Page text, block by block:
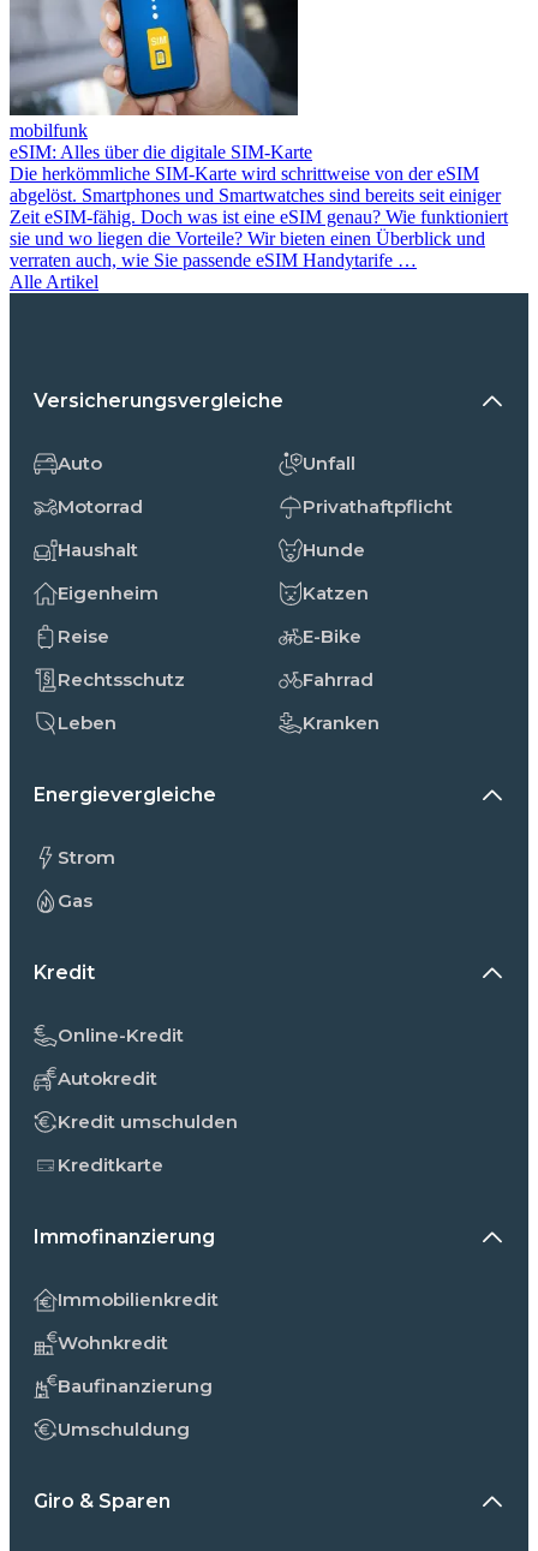
mobilfunk
eSIM: Alles über die digitale SIM-Karte
Die herkömmliche SIM-Karte wird schrittweise von der eSIM
abgelöst. Smartphones und Smartwatches sind bereits seit einiger
Zeit eSIM-fähig. Doch was ist eine eSIM genau? Wie funktioniert
sie und wo liegen die Vorteile? Wir bieten einen Überblick und
verraten auch, wie Sie passende eSIM Handytarife …
Alle Artikel
Versicherungsvergleiche
Auto
Motorrad
Haushalt
Eigenheim
Reise
Rechtsschutz
Leben
Unfall
Privathaftpflicht
Hunde
Katzen
E-Bike
Fahrrad
Kranken
Energievergleiche
Strom
Gas
Kredit
Online-Kredit
Autokredit
Kredit umschulden
Kreditkarte
Immofinanzierung
Immobilienkredit
Wohnkredit
Baufinanzierung
Umschuldung
Giro & Sparen